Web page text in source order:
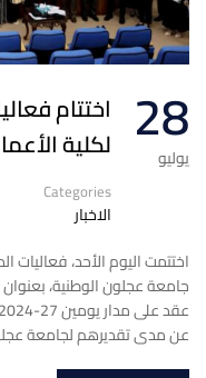
28
يوليو
اختتام
لكلية
Categories
الاخبار
اختتمت اليوم الأحد، فعاليات
جامعة عجلون الوطنية،
عن مدى تقديرهم لجامعة